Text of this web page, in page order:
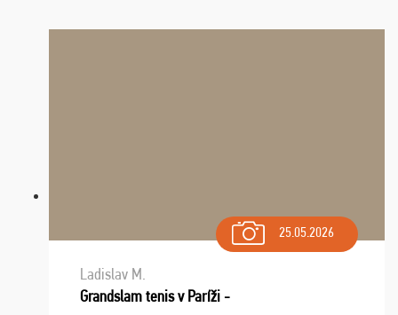
25.05.2026
Ladislav M.
Grandslam tenis v Paríži -